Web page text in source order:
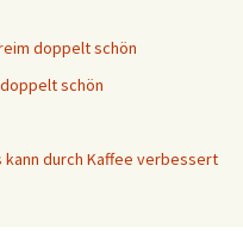
doppelt schön
schön
kann durch Kaffee verbessert